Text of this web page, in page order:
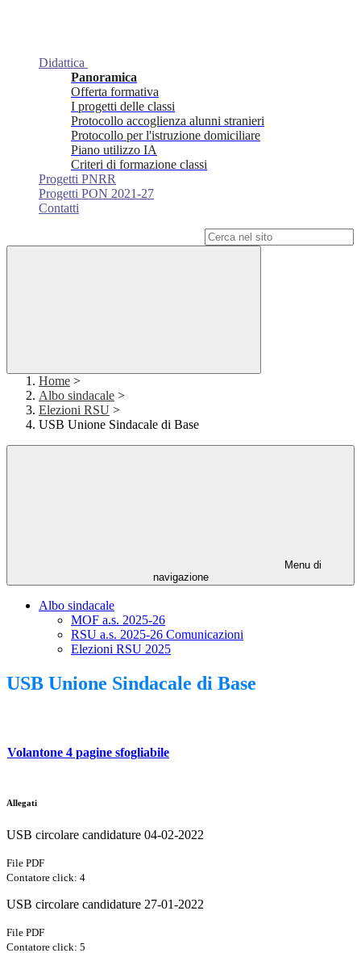
Didattica
Panoramica
Offerta formativa
I progetti delle classi
Protocollo accoglienza alunni stranieri
Protocollo per l'istruzione domiciliare
Piano utilizzo IA
Criteri di formazione classi
Progetti PNRR
Progetti PON 2021-27
Contatti
Home >
Albo sindacale >
Elezioni RSU >
USB Unione Sindacale di Base
Menu di
navigazione
Albo sindacale
MOF a.s. 2025-26
RSU a.s. 2025-26 Comunicazioni
Elezioni RSU 2025
USB Unione Sindacale di Base
Volantone 4 pagine sfogliabile
Allegati
USB circolare candidature 04-02-2022
File PDF
Contatore click: 4
USB circolare candidature 27-01-2022
File PDF
Contatore click: 5